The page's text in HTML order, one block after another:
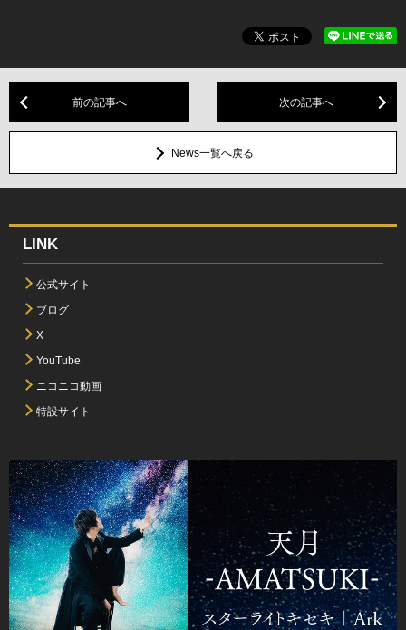
前の記事へ 次の記事へ
News一覧へ戻る
LINK
公式サイト
ブログ
X
YouTube
ニコニコ動画
特設サイト